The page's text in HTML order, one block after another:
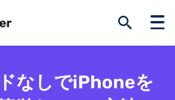
なしでiPhoneを